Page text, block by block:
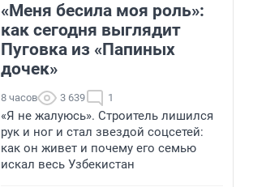
«Меня бесила моя роль»:
как сегодня выглядит
Пуговка из «Папиных
дочек»
8 часов 3 639 1
«Я не жалуюсь». Строитель лишился
рук и ног и стал звездой соцсетей:
как он живет и почему его семью
искал весь Узбекистан